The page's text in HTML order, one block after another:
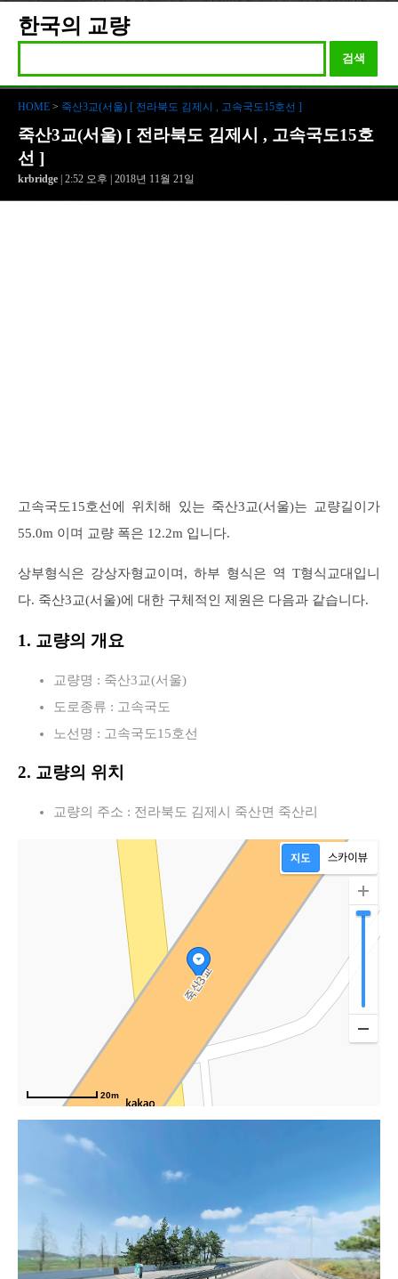
한국의 교량
검색
HOME > 죽산3교(서울) [ 전라북도 김제시 , 고속국도15호선 ]
죽산3교(서울) [ 전라북도 김제시 , 고속국도15호
선 ]
krbridge | 2:52 오후 | 2018년 11월 21일
고속국도15호선에 위치해 있는 죽산3교(서울)는 교량길이가
55.0m 이며 교량 폭은 12.2m 입니다.
상부형식은 강상자형교이며, 하부 형식은 역 T형식교대입니
다. 죽산3교(서울)에 대한 구체적인 제원은 다음과 같습니다.
1. 교량의 개요
교량명 : 죽산3교(서울)
도로종류 : 고속국도
노선명 : 고속국도15호선
2. 교량의 위치
교량의 주소 : 전라북도 김제시 죽산면 죽산리
20m